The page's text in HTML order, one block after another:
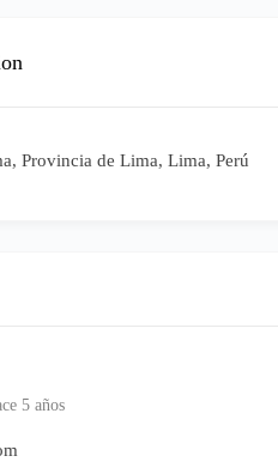
Provincia de Lima, Lima, Perú
5 años